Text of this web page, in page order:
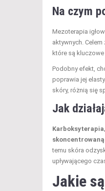
Na czym
Mezoterapia
aktywnych.
które są
Podobny efekt,
poprawia jej
skóry, różnią się
Jak
temu skóra
upływającego
Jakie są